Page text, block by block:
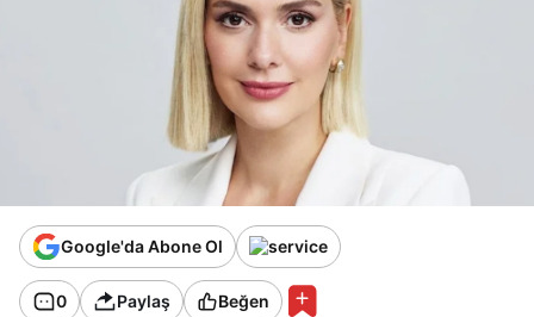
Google'da Abone Ol
0 Paylaş Beğen